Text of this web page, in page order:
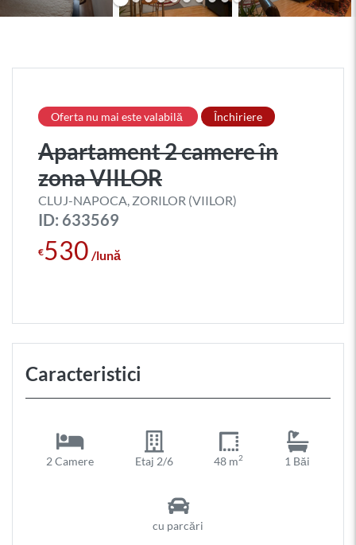
Oferta nu mai este valabilă Închiriere
Apartament 2 camere în
zona VIILOR
CLUJ-NAPOCA, ZORILOR (VIILOR)
ID: 633569
€530 /lună
Caracteristici
2 Camere Etaj 2/6 48 m2 1 Băi
cu parcări